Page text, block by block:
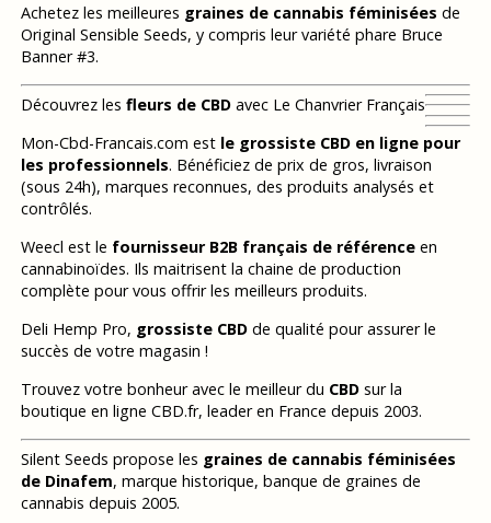
Achetez les meilleures graines de cannabis féminisées de
Original Sensible Seeds, y compris leur variété phare Bruce
Banner #3.
Découvrez les fleurs de CBDavec Le Chanvrier Français
Mon-Cbd-Francais.com est le grossiste CBD en ligne pour
les professionnels. Bénéficiez de prix de gros, livraison
(sous 24h), marques reconnues, des produits analysés et
contrôlés.
Weecl est le fournisseur B2B français de référenceen
cannabinoïdes. Ils maitrisent la chaine de production
complète pour vous offrir les meilleurs produits.
Deli Hemp Pro, grossiste CBDde qualité pour assurer le
succès de votre magasin !
Trouvez votre bonheur avec le meilleur du CBDsur la
boutique en ligne CBD.fr, leader en France depuis 2003.
Silent Seeds propose les graines de cannabis féminisées
de Dinafem, marque historique, banque de graines de
cannabis depuis 2005.